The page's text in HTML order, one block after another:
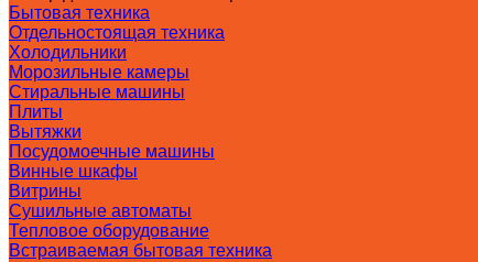
Бытовая техника
Отдельностоящая техника
Холодильники
Морозильные камеры
Стиральные машины
Плиты
Вытяжки
Посудомоечные машины
Винные шкафы
Витрины
Сушильные автоматы
Тепловое оборудование
Встраиваемая бытовая техника